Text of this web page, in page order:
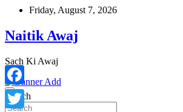
Skip
content
Friday, August 7, 2026
Naitik Awaj
Sach Ki Awaj
Search
Facebook